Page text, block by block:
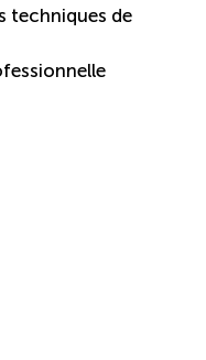
techniques de